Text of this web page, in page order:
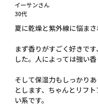
イーサン
30代
夏に乾燥と紫外線に悩まさ
まず香りがすごく好きで
した。人によっては強い香
そして保湿力もしっかり
とします、ちゃんとリフ
い系です。